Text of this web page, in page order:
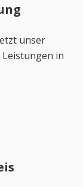
unser
in